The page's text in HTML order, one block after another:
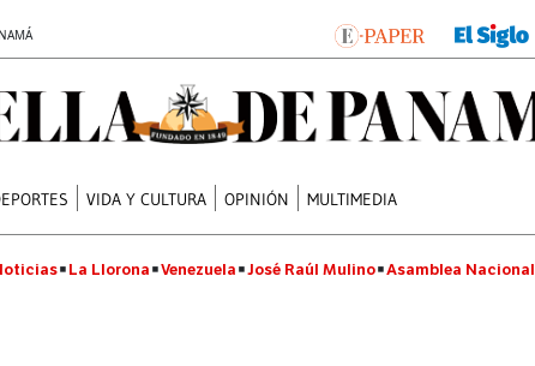
VIDA Y CULTURA OPINIÓN MULTIMEDIA
La Llorona Venezuela José Raúl Mulino Asamblea Nacional